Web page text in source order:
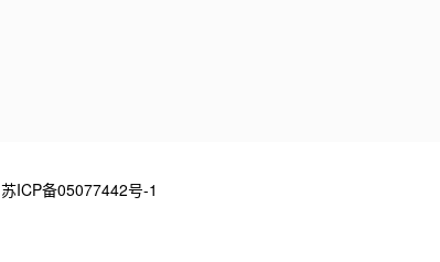
苏ICP备05077442号-1